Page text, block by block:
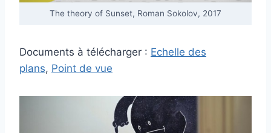
The theory of Sunset, Roman Sokolov, 2017
Documents à télécharger : Echelle des
plans, Point de vue